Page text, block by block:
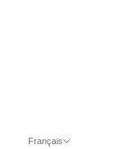
Français